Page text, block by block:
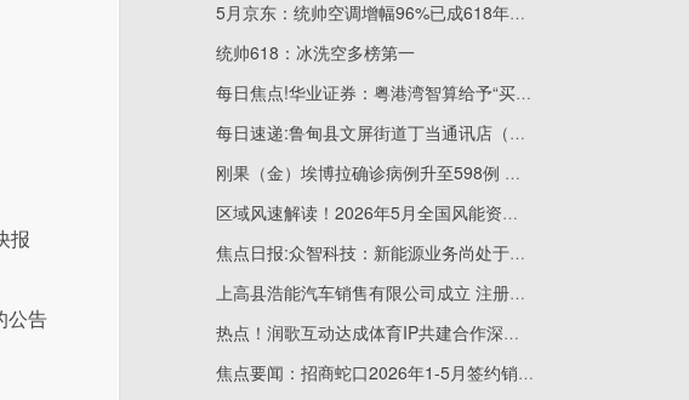
报
公告
5月京东：统帅空调增幅96%已成618年轻人省电首选
统帅618：冰洗空多榜第一
每日焦点!华业证券：粤港湾智算给予“买入”评级 目标价23.08港元
每日速递:鲁甸县文屏街道丁当通讯店（个体工商户）成立 注册资本15万人民币
刚果（金）埃博拉确诊病例升至598例 每日热讯
区域风速解读！2026年5月全国风能资源评价报告出炉
焦点日报:众智科技：新能源业务尚处于市场拓展初期
上高县浩能汽车销售有限公司成立 注册资本10万人民币
热点！润歌互动达成体育IP共建合作深化体育+AI数位化运营布局
焦点要闻：招商蛇口2026年1-5月签约销售金额760.35亿元